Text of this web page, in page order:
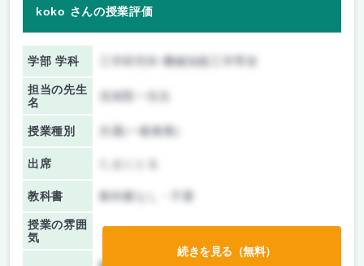
koko さんの授業評価
学部 学科 工学研究科 機械知能工学専攻
担当の先生
名
授業種別 共通(一般教養)
出席
教科書 教科書なし・不要
授業の雰囲
気
続きを見る（無料）